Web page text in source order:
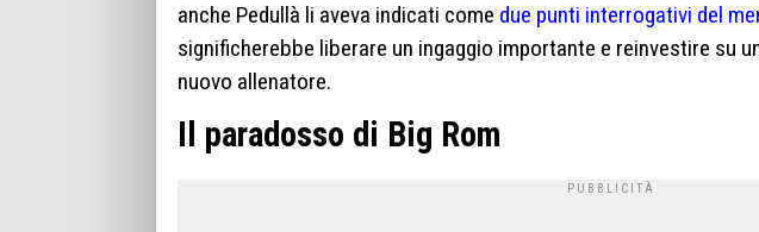
anche Pedullà li aveva indicati come due punti interrogativi del
significherebbe liberare un ingaggio importante e reinvestire su
nuovo allenatore.
Il paradosso di Big Rom